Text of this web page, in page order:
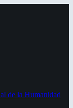
de la Humanidad